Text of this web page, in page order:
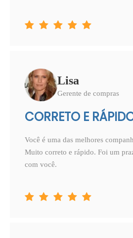
    
Lisa
Gerente de compras
CORRETO E
Você é uma das melhores
Muito correto e rápido. Foi um
com você.
    